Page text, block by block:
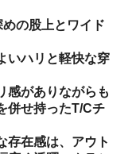
の股上とワイド
いハリと軽快な穿
感がありながらも
併せ持ったT/Cチ
存在感は、アウト